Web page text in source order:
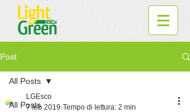
Post
All Posts
All Posts
LGEsco
7 feb 2019 Tempo di lettura: 2 min